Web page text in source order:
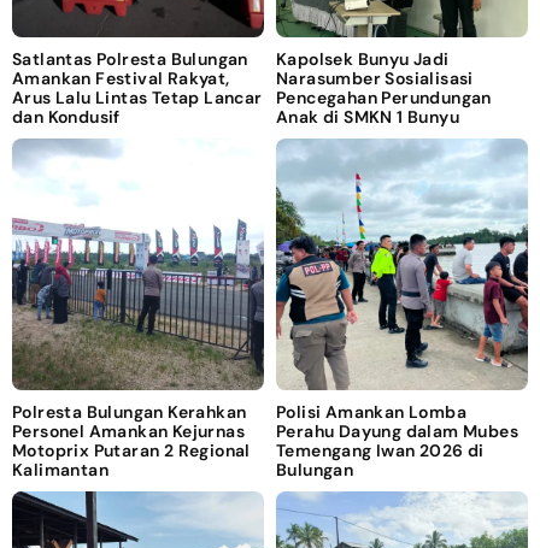
Satlantas Polresta Bulungan
Amankan Festival Rakyat,
Arus Lalu Lintas Tetap Lancar
dan Kondusif
Kapolsek Bunyu Jadi
Narasumber Sosialisasi
Pencegahan Perundungan
Anak di SMKN 1 Bunyu
Polresta Bulungan Kerahkan
Personel Amankan Kejurnas
Motoprix Putaran 2 Regional
Kalimantan
Polisi Amankan Lomba
Perahu Dayung dalam Mubes
Temengang Iwan 2026 di
Bulungan